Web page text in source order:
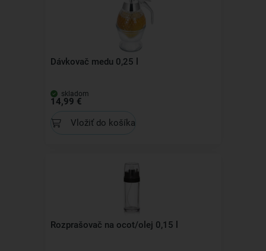
Dávkovač medu 0,25 l
skladom
14,99 €
Vložiť do košíka
Rozprašovač na ocot/olej 0,15 l